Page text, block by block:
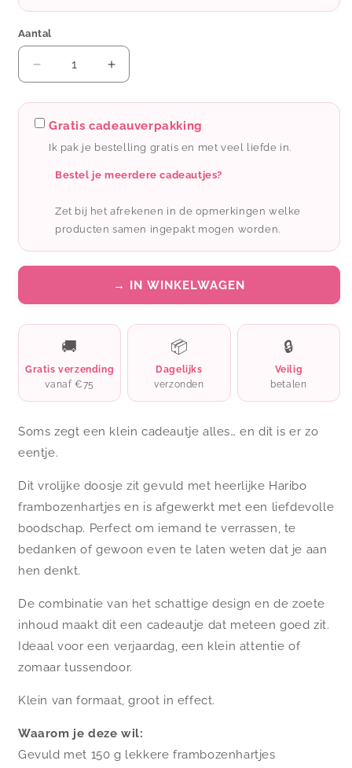
Aantal
Aantal
verlagen
voor
Enfant
Snoepdoosje
hartjes
are
sweet
Aantal
verhogen
voor
Enfant
Terrible:
Snoepdoosje
hartjes
you
are
so
sweet
Gratis cadeauverpakking
Ik pak je bestelling gratis en met veel liefde in.
Bestel je meerdere cadeautjes?
Zet bij het afrekenen in de opmerkingen welke
producten samen ingepakt mogen worden.
→ IN WINKELWAGEN
🚚
Gratis verzending
vanaf €75
📦
Dagelijks
verzonden
🔒
Veilig
betalen
Soms zegt een klein cadeautje alles… en dit is er zo
eentje.
Dit vrolijke doosje zit gevuld met heerlijke Haribo
frambozenhartjes en is afgewerkt met een liefdevolle
boodschap. Perfect om iemand te verrassen, te
bedanken of gewoon even te laten weten dat je aan
hen denkt.
De combinatie van het schattige design en de zoete
inhoud maakt dit een cadeautje dat meteen goed zit.
Ideaal voor een verjaardag, een klein attentie of
zomaar tussendoor.
Klein van formaat, groot in effect.
Waarom je deze wil:
Gevuld met 150 g lekkere frambozenhartjes